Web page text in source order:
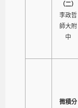
（二）
李政哲
師大附
中
微積分